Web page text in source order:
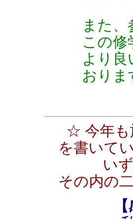
また
この修
より
おりま
☆ 今年も
を書いて
いずれ
その内の